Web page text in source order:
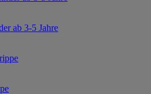
ab 3-5 Jahre